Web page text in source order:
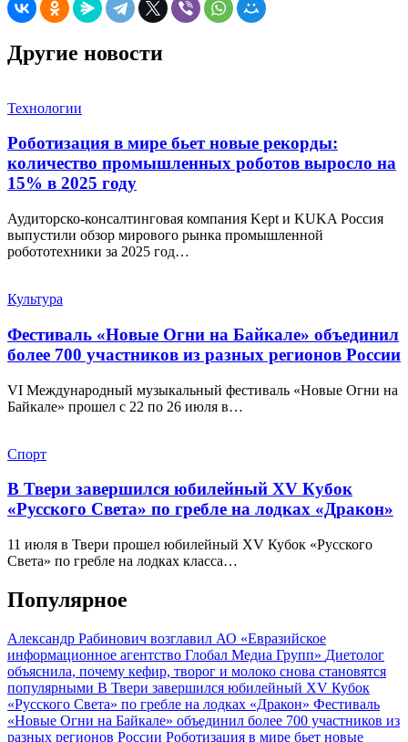
Другие новости
Технологии
Роботизация в мире бьет новые рекорды:
количество промышленных роботов выросло на
15% в 2025 году
Аудиторско-консалтинговая компания Kept и KUKA Россия
выпустили обзор мирового рынка промышленной
робототехники за 2025 год…
Культура
Фестиваль «Новые Огни на Байкале» объединил
более 700 участников из разных регионов России
VI Международный музыкальный фестиваль «Новые Огни на
Байкале» прошел с 22 по 26 июля в…
Спорт
В Твери завершился юбилейный XV Кубок
«Русского Света» по гребле на лодках «Дракон»
11 июля в Твери прошел юбилейный XV Кубок «Русского
Света» по гребле на лодках класса…
Популярное
Александр Рабинович возглавил АО «Евразийское
информационное агентство Глобал Медиа Групп» Диетолог
объяснила, почему кефир, творог и молоко снова становятся
популярными В Твери завершился юбилейный XV Кубок
«Русского Света» по гребле на лодках «Дракон» Фестиваль
«Новые Огни на Байкале» объединил более 700 участников из
разных регионов России Роботизация в мире бьет новые